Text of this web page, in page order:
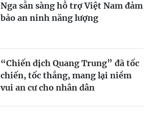
Nga sẵn sàng hỗ trợ Việt Nam đảm
bảo an ninh năng lượng
“Chiến dịch Quang Trung” đã tốc
chiến, tốc thắng, mang lại niềm
vui an cư cho nhân dân